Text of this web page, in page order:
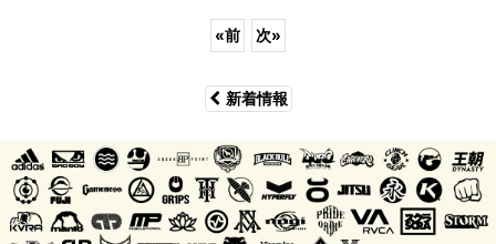
«前 次»
新着情報